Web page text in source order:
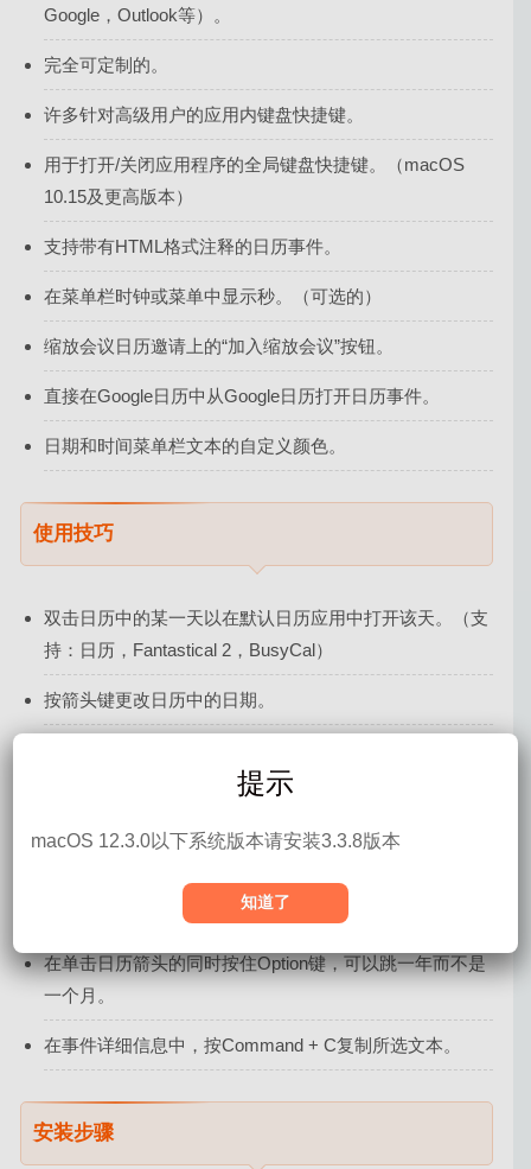
Google，Outlook等）。
完全可定制的。
许多针对高级用户的应用内键盘快捷键。
用于打开/关闭应用程序的全局键盘快捷键。（macOS
10.15及更高版本）
支持带有HTML格式注释的日历事件。
在菜单栏时钟或菜单中显示秒。（可选的）
缩放会议日历邀请上的“加入缩放会议”按钮。
直接在Google日历中从Google日历打开日历事件。
日期和时间菜单栏文本的自定义颜色。
使用技巧
双击日历中的某一天以在默认日历应用中打开该天。（支
持：日历，Fantastical 2，BusyCal）
按箭头键更改日历中的日期。
用两根手指在日历上滑动以更改月份，或在按住Option键
的同时按向左/向右箭头键。
按住Shift和Option键的同时按左/右箭头键，可以更改日历
在单击日历箭头的同时按住Option键，可以跳一年而不是
一个月。
在事件详细信息中，按Command + C复制所选文本。
安装步骤
提示
macOS 12.3.0以下系统版本请安装3.3.8版本
知道了